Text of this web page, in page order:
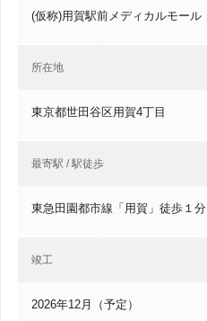
(仮称)用賀駅前メディカルモール
所在地
東京都世田谷区用賀4丁目
最寄駅 / 駅徒歩
東急田園都市線「用賀」徒歩１分
竣工
2026年12月（予定）